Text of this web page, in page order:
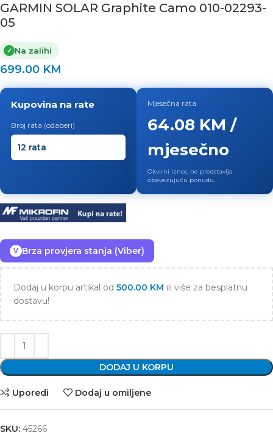
GARMIN SOLAR Graphite Camo 010-02293-
05
✓ Na zalihi
699.00 KM
Kupovina na rate
Broj rata (odaberi)
Mjesečna rata
64.08 KM /
mjesečno
Okvirni iznos, ne predstavlja
obavezujuću ponudu.
V Brza provjera stanja (Viber)
Dodaj u korpu artikal od 500.00 KM ili više za besplatnu
dostavu!
DODAJ U KORPU
Uporedi Dodaj u omiljene
SKU: 45266